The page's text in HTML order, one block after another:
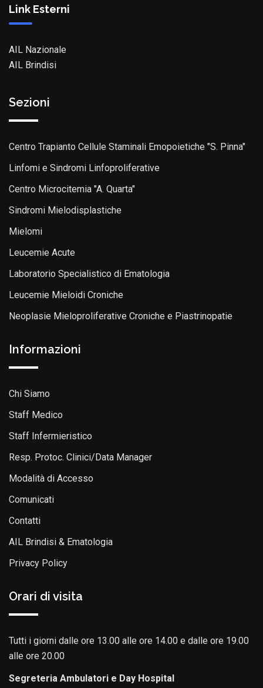
Link Esterni
AIL Nazionale
AIL Brindisi
Sezioni
Centro Trapianto Cellule Staminali Emopoietiche "S. Pinna"
Linfomi e Sindromi Linfoproliferative
Centro Microcitemia "A. Quarta"
Sindromi Mielodisplastiche
Mielomi
Leucemie Acute
Laboratorio Specialistico di Ematologia
Leucemie Mieloidi Croniche
Neoplasie Mieloproliferative Croniche e Piastrinopatie
Informazioni
Chi Siamo
Staff Medico
Staff Infermieristico
Resp. Protoc. Clinici/Data Manager
Modalità di Accesso
Comunicati
Contatti
AIL Brindisi & Ematologia
Privacy Policy
Orari di visita
Tutti i giorni dalle ore 13.00 alle ore 14.00 e dalle ore 19.00
alle ore 20.00
Segreteria Ambulatori e Day Hospital